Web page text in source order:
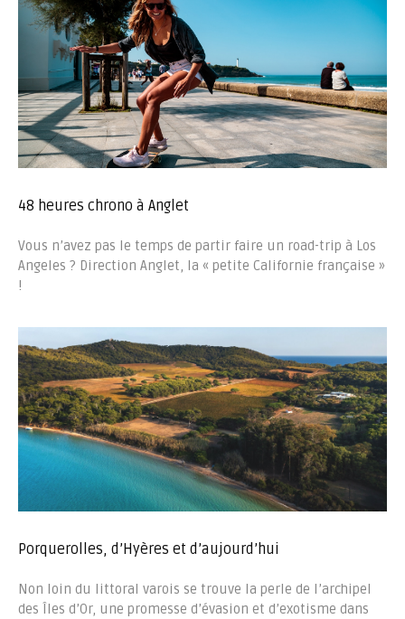
48 heures chrono à Anglet
Vous n’avez pas le temps de partir faire un road-trip à Los
Angeles ? Direction Anglet, la « petite Californie française »
!
Porquerolles, d’Hyères et d’aujourd’hui
Non loin du littoral varois se trouve la perle de l’archipel
des Îles d’Or, une promesse d’évasion et d’exotisme dans